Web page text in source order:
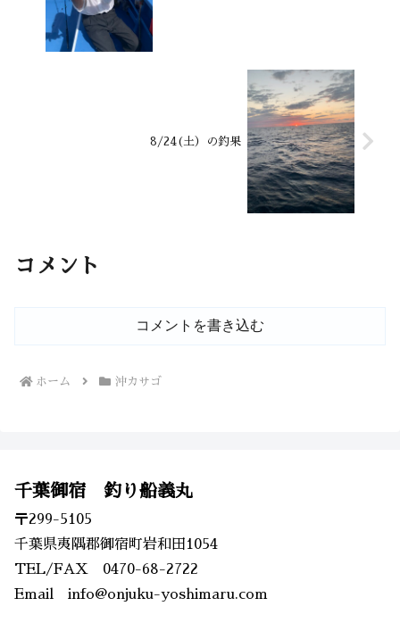
8/24(土）の釣果
コメント
コメントを書き込む
ホーム 沖カサゴ
千葉御宿 釣り船義丸
〒299-5105
千葉県夷隅郡御宿町岩和田1054
TEL/FAX 0470-68-2722
Email info@onjuku-yoshimaru.com